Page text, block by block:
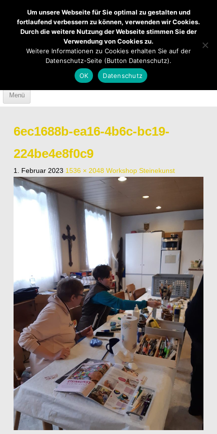
Mendener Labyrinth Kirche Über uns
Anfahrt
Menü
Skip to content
6ec1688b-ea16-4b6c-bc19-
224be4e8f0c9
1. Februar 2023 1536 × 2048 Workshop Steinekunst
Um unsere Webseite für Sie optimal zu gestalten und
fortlaufend verbessern zu können, verwenden wir Cookies.
Durch die weitere Nutzung der Webseite stimmen Sie der
Verwendung von Cookies zu.
Weitere Informationen zu Cookies erhalten Sie auf der
Datenschutz-Seite (Button Datenschutz).
OK
Datenschutz